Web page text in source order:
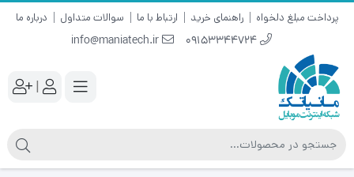
پرداخت مبلغ دلخواه راهنمای خرید ارتباط با ما سوالات متداول درباره ما
09153344724
info@maniatech.ir
|